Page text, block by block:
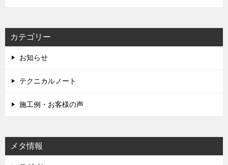
カテゴリー
お知らせ
テクニカルノート
施工例・お客様の声
メタ情報